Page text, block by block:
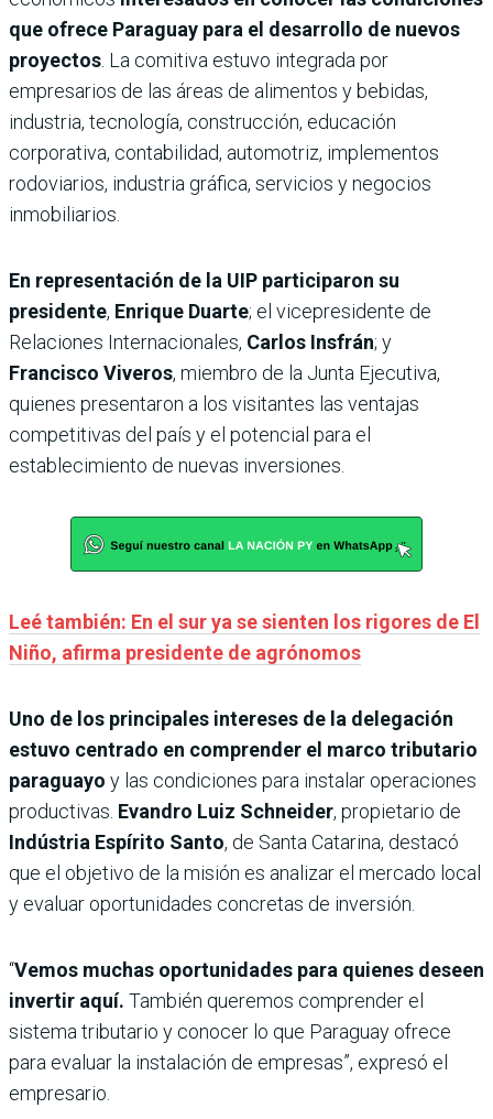
que ofrece Paraguay para el desarrollo de nuevos
proyectos . La comitiva estuvo integrada por
empresarios de las áreas de alimentos y bebidas,
industria, tecnología, construcción, educación
corporativa, contabilidad, automotriz, implementos
rodoviarios, industria gráfica, servicios y negocios
inmobiliarios.
En representación de la UIP participaron su
presidente, Enrique Duarte; el vicepresidente de
Relaciones Internacionales, Carlos Insfrán; y
Francisco Viveros, miembro de la Junta Ejecutiva,
quienes presentaron a los visitantes las ventajas
competitivas del país y el potencial para el
establecimiento de nuevas inversiones.
Leé también: En el sur ya se sienten los rigores de El
Niño, afirma presidente de agrónomos
Uno de los principales intereses de la delegación
estuvo centrado en comprender el marco tributario
paraguayo y las condiciones para instalar operaciones
productivas. Evandro Luiz Schneider, propietario de
Indústria Espírito Santo, de Santa Catarina, destacó
que el objetivo de la misión es analizar el mercado local
y evaluar oportunidades concretas de inversión.
“Vemos muchas oportunidades para quienes deseen
invertir aquí. También queremos comprender el
sistema tributario y conocer lo que Paraguay ofrece
para evaluar la instalación de empresas”, expresó el
empresario.